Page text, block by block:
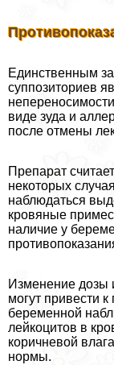
Единственным
суппозиториев
виде зуда и
после отмены
Препарат
некоторых
наблюдаться
кровяные
наличие у
Изменение дозы
могут привести
беременной
лейкоцитов в
коричневой
нормы.